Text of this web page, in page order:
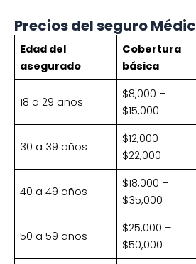
Precios del seguro
Edad del
asegurado
Cobertura
básica
18 a 29 años
$8,000 –
$15,000
30 a 39 años
$12,000 –
$22,000
40 a 49 años
$18,000 –
$35,000
50 a 59 años
$25,000 –
$50,000